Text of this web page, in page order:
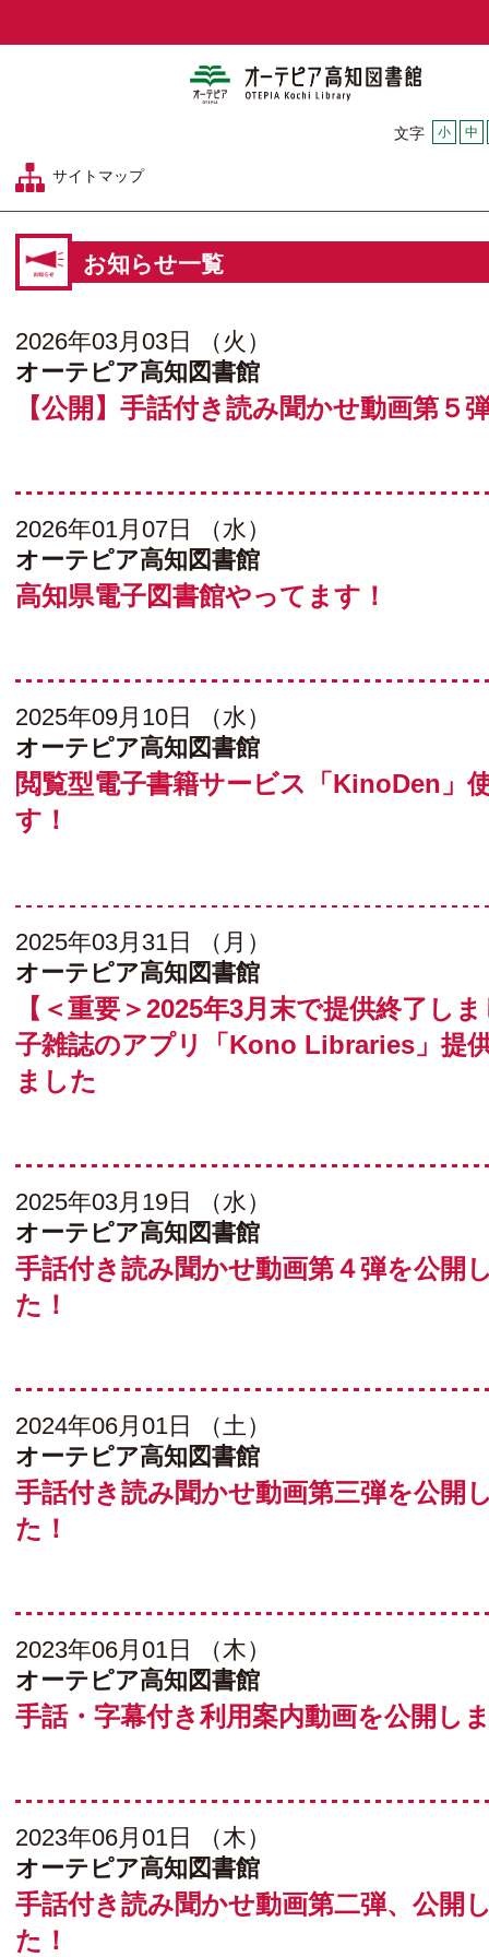
文字 小 中
サイトマップ
お知らせ一覧
2026年03月03日 （火）
オーテピア高知図書館
【公開】手話付き読み聞かせ動画第５
2026年01月07日 （水）
オーテピア高知図書館
高知県電子図書館やってます！
2025年09月10日 （水）
オーテピア高知図書館
閲覧型電子書籍サービス「KinoDen」
す！
2025年03月31日 （月）
オーテピア高知図書館
【＜重要＞2025年3月末で提供終了し
子雑誌のアプリ「Kono Libraries」提
ました
2025年03月19日 （水）
オーテピア高知図書館
手話付き読み聞かせ動画第４弾を公開
た！
2024年06月01日 （土）
オーテピア高知図書館
手話付き読み聞かせ動画第三弾を公開
た！
2023年06月01日 （木）
オーテピア高知図書館
手話・字幕付き利用案内動画を公開し
2023年06月01日 （木）
オーテピア高知図書館
手話付き読み聞かせ動画第二弾、公開
た！